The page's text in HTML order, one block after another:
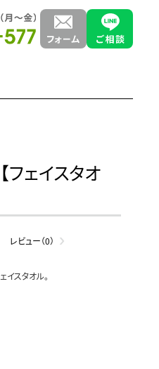
フェイスタオ
レビュー（0）
スタオル。